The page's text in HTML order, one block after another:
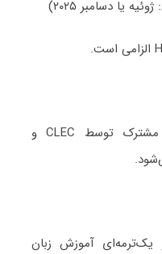
: ژوئیه یا دسامبر ۲۰۲۵)
این بورسیه‌ها به صورت مشترک توسط CLEC و
آموزش زبان